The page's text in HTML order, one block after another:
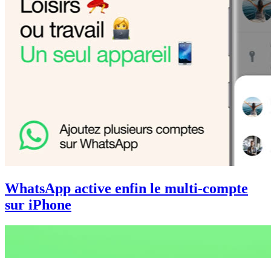
WhatsApp active enfin le multi-compte
sur iPhone